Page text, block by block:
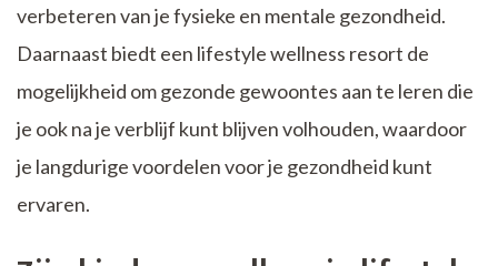
verbeteren van je fysieke en mentale gezondheid.
Daarnaast biedt een lifestyle wellness resort de
mogelijkheid om gezonde gewoontes aan te leren die
je ook na je verblijf kunt blijven volhouden, waardoor
je langdurige voordelen voor je gezondheid kunt
ervaren.